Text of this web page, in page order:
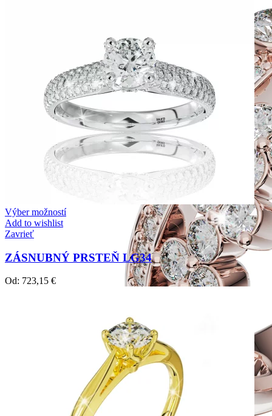
Výber možností
Add to wishlist
Zavrieť
ZÁSNUBNÝ PRSTEŇ LG34
Od: 723,15 €